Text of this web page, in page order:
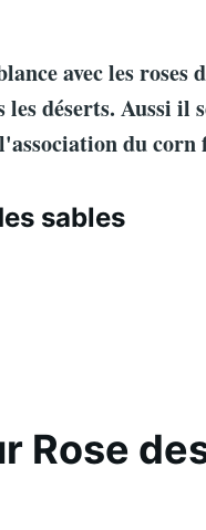
avec les roses
déserts. Aussi il
du corn
sables
Rose